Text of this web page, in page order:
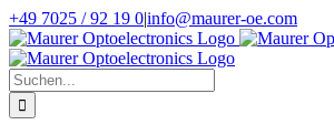
Zum
Inhalt
springen
+49 7025 / 92 19 0|info@maurer-oe.com
Suche
nach: